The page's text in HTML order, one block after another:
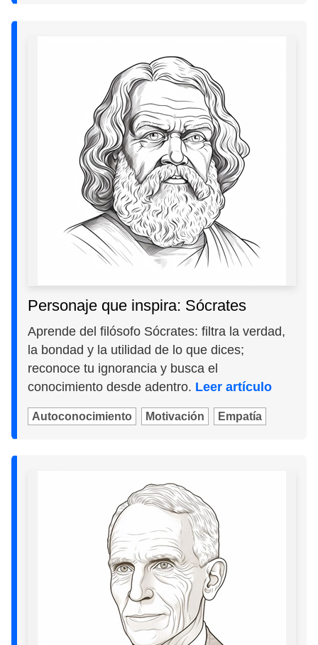
Personaje que inspira: Sócrates
Aprende del filósofo Sócrates: filtra la verdad,
la bondad y la utilidad de lo que dices;
reconoce tu ignorancia y busca el
conocimiento desde adentro. Leer artículo
Autoconocimiento Motivación Empatía